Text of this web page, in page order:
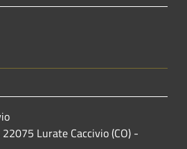
Lurate Caccivio (CO) -